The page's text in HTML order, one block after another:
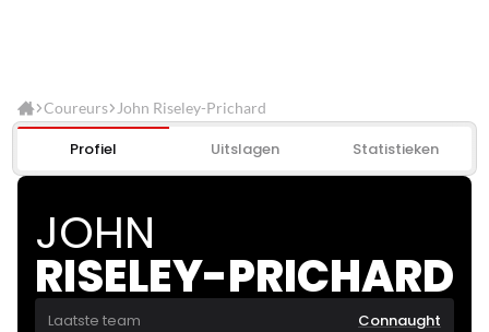
Coureurs John Riseley-Prichard
Profiel Uitslagen Statistieken
JOHN
RISELEY-PRICHARD
Laatste team Connaught